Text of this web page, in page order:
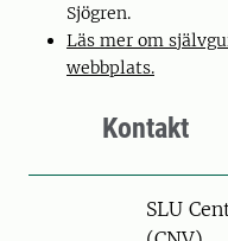
Sjögren.
Läs mer om
webbplats.
Kontakt
SLU